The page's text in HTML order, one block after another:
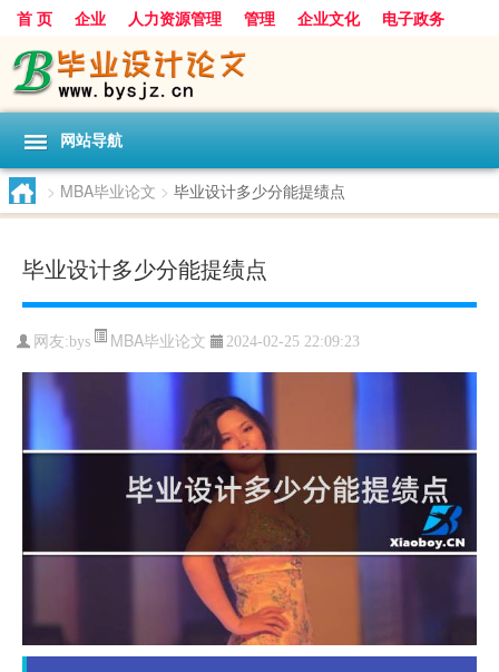
首 页 企业 人力资源管理 管理 企业文化
电子政务
数据
旅游 项目 浅谈 发展
网站导航
> MBA毕业论文 > 毕业设计多少分能提绩点
毕业设计多少分能提绩点
网友:bys MBA毕业论文 2024-02-25 22:09:23